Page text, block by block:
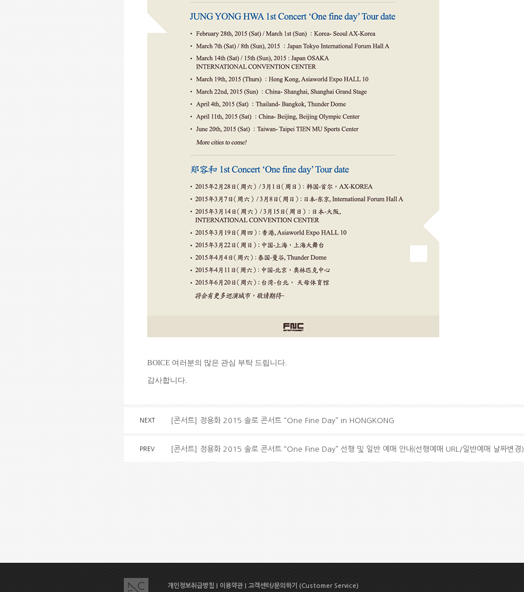
BOICE 여러분의 많은 관심 부탁 드립니다.
감사합니다
NEXT [콘서트] 정용화 2015 솔로 콘서트 “One Fine Day” in HONGKONG
PREV [콘서트] 정용화 2015 솔로 콘서트 “One Fine Day” 선행 및 일반 예매 안내(선행예매 URL/일반예매 날짜변경)
개인정보취급방침 이용약관 고객센터/문의하기 (Customer Service)